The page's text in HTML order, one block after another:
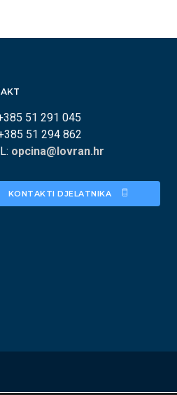
51 291 045
51 294 862
opcina@lovran.hr
KONTAKTI DJELATNIKA